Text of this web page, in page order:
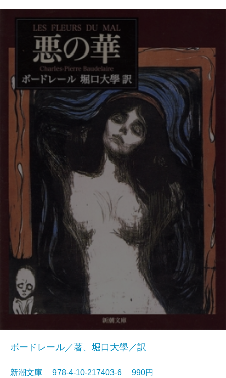
ボードレール／著、堀口大學／訳
新潮文庫 978-4-10-217403-6 990円